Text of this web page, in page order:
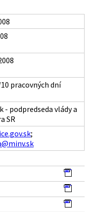
pracovných dní
- podpredseda vlády a
SR
;